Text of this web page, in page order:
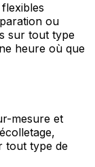
ou
sur tout type
heure où que
mesure et
tout type de